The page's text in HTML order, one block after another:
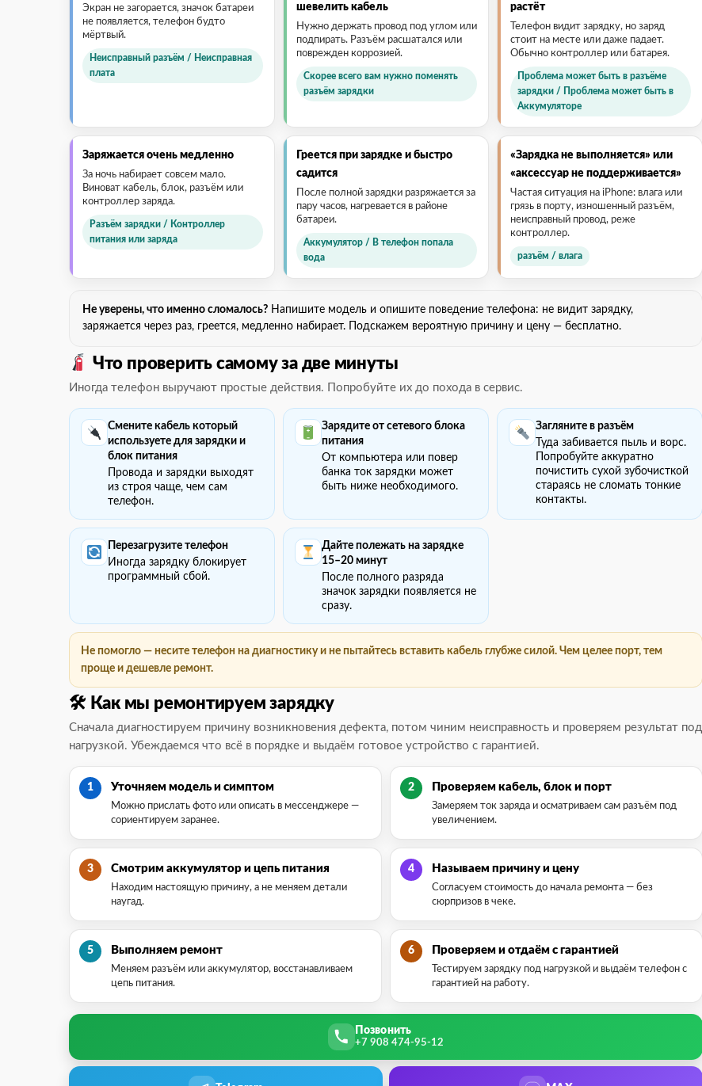
Экран не загорается, значок батареи
не появляется, телефон будто
мёртвый.
Неисправный разъём / Неисправная
плата
шевелить кабель
Нужно держать провод под углом или
подпирать. Разъём расшатался или
поврежден коррозией.
Скорее всего вам нужно поменять
разъём зарядки
растёт
Телефон видит зарядку, но заряд
стоит на месте или даже падает.
Обычно контроллер или батарея.
Проблема может быть в разъёме
зарядки / Проблема может быть в
Аккумуляторе
Заряжается очень медленно
За ночь набирает совсем мало.
Виноват кабель, блок, разъём или
контроллер заряда.
Разъём зарядки / Контроллер
питания или заряда
Греется при зарядке и быстро
садится
После полной зарядки разряжается за
пару часов, нагревается в районе
батареи.
Аккумулятор / В телефон попала
вода
«Зарядка не выполняется» или
«аксессуар не поддерживается»
Частая ситуация на iPhone: влага или
грязь в порту, изношенный разъём,
неисправный провод, реже
контроллер.
разъём / влага
Не уверены, что именно сломалось? Напишите модель и опишите поведение телефона: не видит зарядку,
заряжается через раз, греется, медленно набирает. Подскажем вероятную причину и цену — бесплатно.
Что проверить самому за две минуты
Иногда телефон выручают простые действия. Попробуйте их до похода в сервис.
Смените кабель который
используете для зарядки и
блок питания
Провода и зарядки выходят
из строя чаще, чем сам
телефон.
Зарядите от сетевого блока
питания
От компьютера или повер
банка ток зарядки может
быть ниже необходимого.
Загляните в разъём
Туда забивается пыль и ворс.
Попробуйте аккуратно
почистить сухой зубочисткой
стараясь не сломать тонкие
контакты.
Перезагрузите телефон
Иногда зарядку блокирует
программный сбой.
Дайте полежать на зарядке
15–20 минут
После полного разряда
значок зарядки появляется не
сразу.
Не помогло — несите телефон на диагностику и не пытайтесь вставить кабель глубже силой. Чем целее порт, тем
проще и дешевле ремонт.
🛠 Как мы ремонтируем зарядку
Сначала диагностируем причину возникновения дефекта, потом чиним неисправность и проверяем результат под
нагрузкой. Убеждаемся что всё в порядке и выдаём готовое устройство с гарантией.
1 Уточняем модель и симптом
Можно прислать фото или описать в мессенджере —
сориентируем заранее.
2 Проверяем кабель, блок и порт
Замеряем ток заряда и осматриваем сам разъём под
увеличением.
3 Смотрим аккумулятор и цепь питания
Находим настоящую причину, а не меняем детали
наугад.
4 Называем причину и цену
Согласуем стоимость до начала ремонта — без
сюрпризов в чеке.
5 Выполняем ремонт
Меняем разъём или аккумулятор, восстанавливаем
цепь питания.
6 Проверяем и отдаём с гарантией
Тестируем зарядку под нагрузкой и выдаём телефон с
гарантией на работу.
Позвонить
+7 908 474-95-12